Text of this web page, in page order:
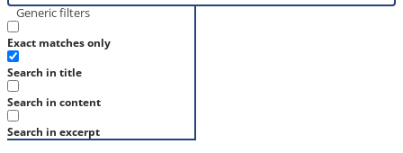
Generic filters
Exact matches only
Search in title
Search in content
Search in excerpt